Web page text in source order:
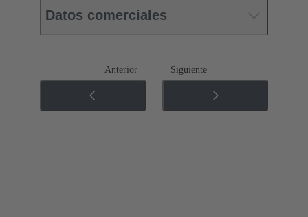
Datos comerciales
Anterior Siguiente